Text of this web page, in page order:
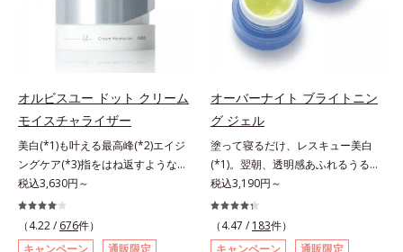
いパワーを引き出し、サイエンスの
力でまっさらな素肌へと導くクリー
ンビューティブランドです。
支える鉄分やビタミン6種(*2)、食
物繊維など、女性が不足しがちな栄
養素を豊富に含み、大人女性の健康
美を総合的に支えます。甘さ控えめ
味展開。プロテイン独特のにおいや
クセが少なく、水に溶けやすいの
で、手軽においしくたんぱく質を摂
れます。*1 1杯分（約27g）当り。
コラーゲン含む。*2 ビタミンB1、
B2、B6、B12、ナイアシン、パン
トテン酸各商品の詳しい情報は商品
ページをご覧ください。・BEAUTY
オルビスユー ドット クリーム
モイスチャライザー
美白(*1)も叶える最高峰(*2)エイジ
ングケア(*3)指をはね返すような弾
力感が宿るハリ感 濃密フィットク
リーム。ハリも透明感(*4)も結果主
義。年齢サイン(*5)の因子に着目し
た肌科学エイジングケア(*3)シリー
税込3,630円～
（4.22 / 676件）
キャンペーン
通販限定
オーバーナイト ブライトニン
グ ジェル
塗って寝るだけ、レスキュー美白
(*1)。翌朝、透明感あふれるうるぷ
る肌を叶える、お守り涼感ジェルパ
ック。紫外線を浴びた日の夜は、ひ
んやり気持ちいいジェルでお肌をレ
スキュー！ メラニンの産生指令が
税込3,190円～
（4.47 / 183件）
キャンペーン
通販限定